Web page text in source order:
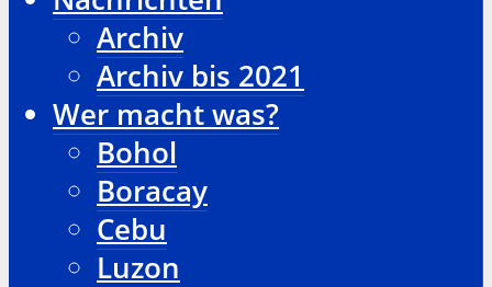
Archiv
Archiv bis 2021
Wer macht was?
Bohol
Boracay
Cebu
Luzon